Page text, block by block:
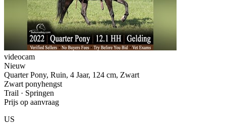
videocam
Nieuw
Quarter Pony, Ruin, 4 Jaar, 124 cm, Zwart
Zwart ponyhengst
Trail · Springen
Prijs op aanvraag
US